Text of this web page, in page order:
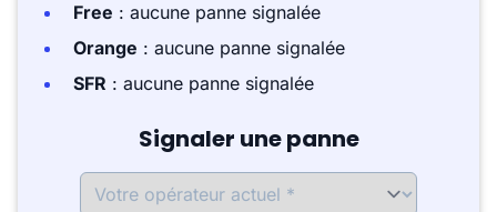
Free : aucune panne signalée
Orange : aucune panne signalée
SFR : aucune panne signalée
Signaler une panne